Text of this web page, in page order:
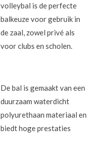
volleybal is de perfecte
balkeuze voor gebruik in
de zaal, zowel privé als
voor clubs en scholen.
De bal is gemaakt van een
duurzaam waterdicht
polyurethaan materiaal en
biedt hoge prestaties